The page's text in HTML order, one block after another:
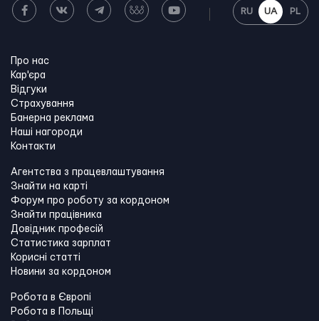
RU UA PL
Про нас
Кар'єра
Відгуки
Страхування
Банерна реклама
Наші нагороди
Контакти
Агентства з працевлаштування
Знайти на карті
Форум про роботу за кордоном
Знайти працівника
Довідник професій
Статистика зарплат
Корисні статті
Новини за кордоном
Робота в Європі
Робота в Польщі